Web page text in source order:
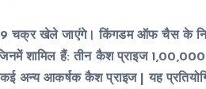
9 चक्र खेले जाएंगे। किंगडम ऑफ चैस के
शामिल हैं: तीन कैश प्राइज
अन्य आकर्षक कैश प्राइज | यह